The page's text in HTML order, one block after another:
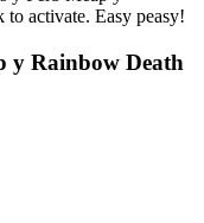
activate. Easy peasy!
y Rainbow Death